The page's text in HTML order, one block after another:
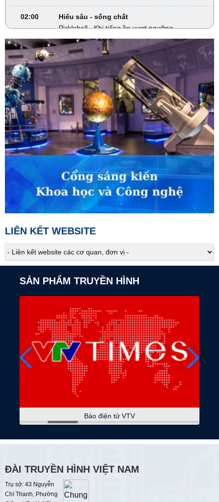
02:00
Hiểu sâu - sống chất
Pickleball - Khi tiếng ồn vượt ngưỡng
02:30
Khám phá Việt Nam
Sắc màu Tây Thanh Hóa
02:45
VTV Sống khỏe
Một thai kỳ đặc biệt
03:30
Phim truyện
Người một nhà - Tập 3
04:15
Phim truyện
Người một nhà - Tập 4
05:05
S - Việt Nam
Đặc sản ở Thượng Minh, Thái Nguyên
05:10
Cựu chiến binh Việt Nam
05:30 Chào buổi sáng
07:00 Tài chính - Kinh doanh
Nẻo về nguồn cội
Tín ngưỡng nông nghiệp của người Thái
07:45
Sắc màu các dân tộc
Bền bỉ lửa nghề
Phụ nữ là để yêu thương
Phát huy vai trò của mặt trận
Tháng nghe dân nói
Sứ mệnh mới của ngoại giao Việt Nam
09:30
Văn học nghệ thuật
Sắc áo người chiến sĩ công an
LIÊN KẾT WEBSITE
SẢN PHẨM TRUYỀN HÌNH
Báo điện tử VTV
ĐÀI TRUYỀN HÌNH VIỆT NAM
Trụ sở: 43 Nguyễn
Chí Thanh, Phường